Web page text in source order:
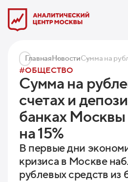
ГлавнаяНовости
#ОБЩЕСТВО
Сумма на
счетах и
банках
на 15%
В первые дни
кризиса в Москве
рублевых средств из